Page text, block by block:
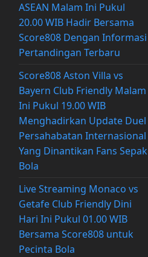
ASEAN Malam Ini Pukul
20.00 WIB Hadir Bersama
Score808 Dengan Informasi
Pertandingan Terbaru
Score808 Aston Villa vs
Bayern Club Friendly Malam
Ini Pukul 19.00 WIB
Menghadirkan Update Duel
Persahabatan Internasional
Yang Dinantikan Fans Sepak
Bola
Live Streaming Monaco vs
Getafe Club Friendly Dini
Hari Ini Pukul 01.00 WIB
Bersama Score808 untuk
Pecinta Bola